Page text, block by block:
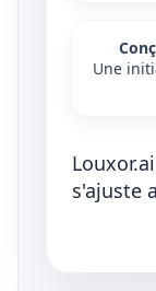
Une
s'ajuste